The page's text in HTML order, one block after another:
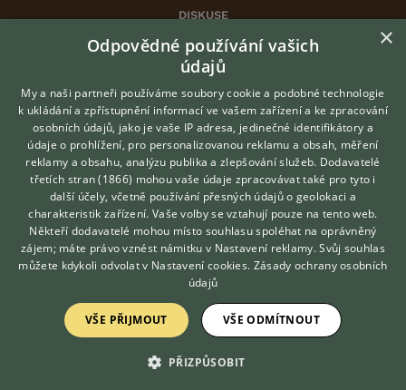
DISKUSE
ČLÁNKY
CHOVATELSKÉ STANICE
VÝBĚR VHODNÉHO PLEMENE
O nás
Kontakt
Možnosti zvýraznění inzerátů
Podmínky užití
Zpracování osobních údajů
Přihlášení
Registrace
Hledáte zvířecího kamaráda?
Zdarma vám poradí
VETERINÁŘ ONLINE
KONZULTOVAT S
VETERINÁŘEM
×
Odpovědné používání vašich
údajů
My a naši partneři používáme soubory cookie a podobné technologie
k ukládání a zpřístupnění informací ve vašem zařízení a ke zpracování
osobních údajů, jako je vaše IP adresa, jedinečné identifikátory a
údaje o prohlížení, pro personalizovanou reklamu a obsah, měření
reklamy a obsahu, analýzu publika a zlepšování služeb. Dodavatelé
třetích stran (1866) mohou vaše údaje zpracovávat také pro tyto i
další účely, včetně používání přesných údajů o geolokaci a
charakteristik zařízení. Vaše volby se vztahují pouze na tento web.
Někteří dodavatelé mohou místo souhlasu spoléhat na oprávněný
zájem; máte právo vznést námitku v Nastavení reklamy. Svůj souhlas
můžete kdykoli odvolat v Nastavení cookies. Zásady ochrany osobních
údajů
VŠE PŘIJMOUT VŠE ODMÍTNOUT
PŘIZPŮSOBIT